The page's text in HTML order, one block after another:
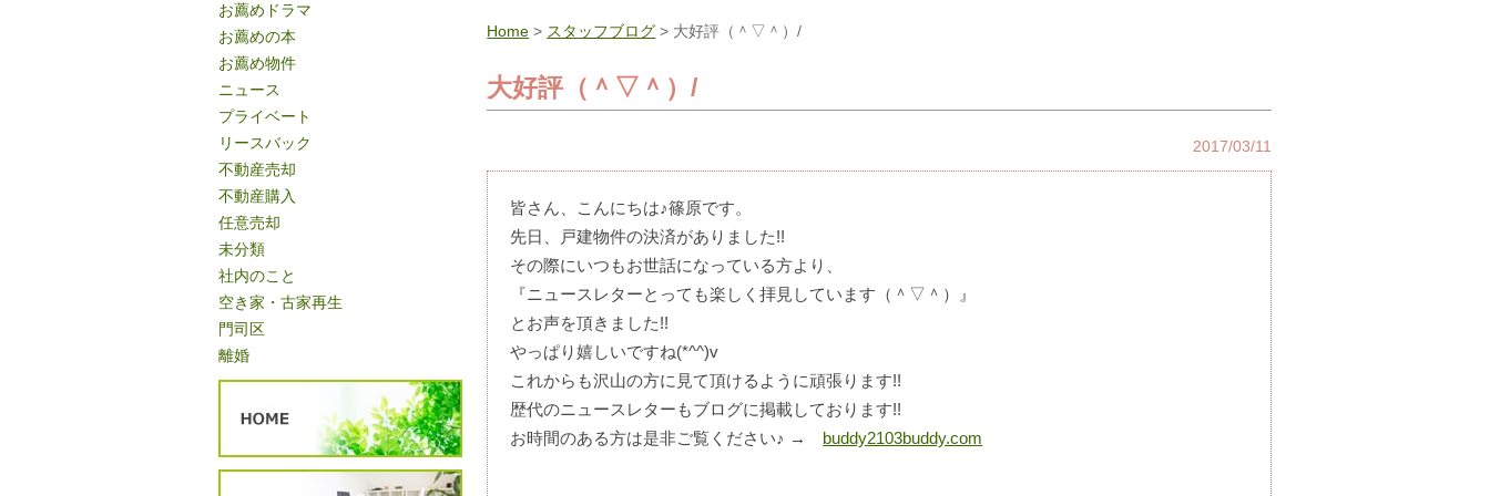
Home > スタッフブログ > 大好評（＾▽＾）/
大好評（＾▽＾）/
2017/03/11
皆さん、こんにちは♪篠原です。
先日、戸建物件の決済がありました!!
その際にいつもお世話になっている方より、
『ニュースレターとっても楽しく拝見しています（＾▽＾）』
とお声を頂きました!!
やっぱり嬉しいですね(*^^)v
これからも沢山の方に見て頂けるように頑張ります!!
歴代のニュースレターもブログに掲載しております!!
お時間のある方は是非ご覧ください♪ → buddy2103buddy.com
お薦めドラマ
お薦めの本
お薦め物件
ニュース
プライベート
リースバック
不動産売却
不動産購入
任意売却
未分類
社内のこと
空き家・古家再生
門司区
離婚